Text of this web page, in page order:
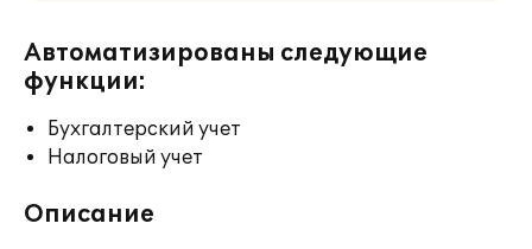
Автоматизированы следующие
функции:
Бухгалтерский учет
Налоговый учет
Описание